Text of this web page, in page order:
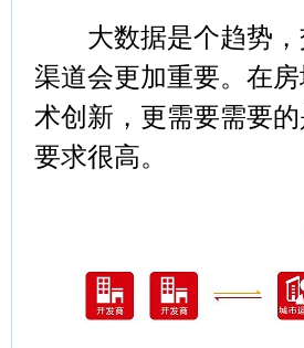
大数据是个趋势，
渠道会更加重要。在
术创新，更需要需要
要求很高。